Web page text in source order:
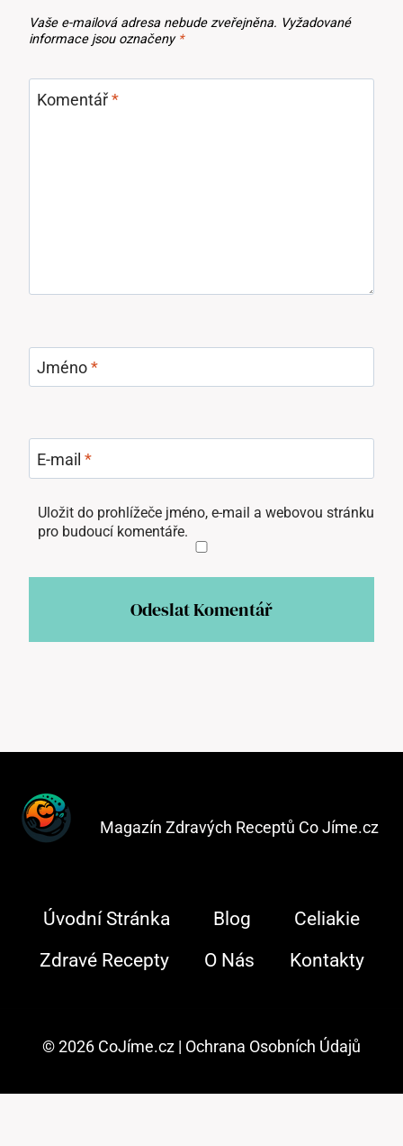
Vaše e-mailová adresa nebude zveřejněna. Vyžadované
informace jsou označeny *
Komentář*
Jméno*
E-mail *
Uložit do prohlížeče jméno, e-mail a webovou stránku
pro budoucí komentáře.
Magazín Zdravých Receptů Co Jíme.cz
Úvodní Stránka Blog
Celiakie
Zdravé Recepty
O Nás Kontakty
© 2026 CoJíme.cz | Ochrana Osobních Údajů